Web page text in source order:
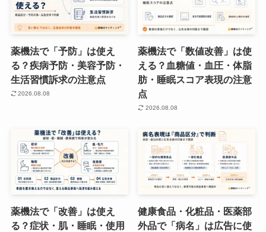
薬機法で「予防」は使え
る？疾病予防・美容予防・
生活習慣訴求の注意点
2026.08.08
薬機法で「数値改善」は使
える？血糖値・血圧・体脂
肪・睡眠スコア表現の注意
点
2026.08.08
薬機法で「改善」は使え
る？症状・肌・睡眠・使用
健康食品・化粧品・医薬部
外品で「病名」は広告に使